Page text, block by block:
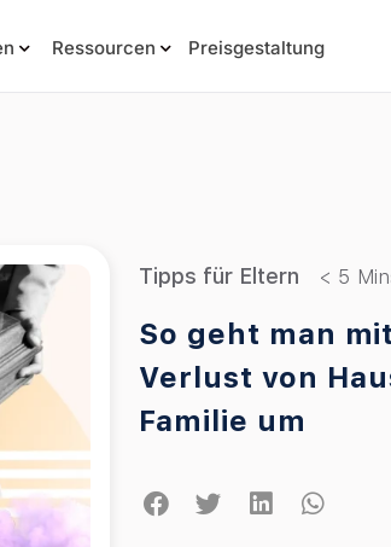
Ressourcen Preisgestaltung
Tipps für Eltern
So geht man
Verlust von
Familie um